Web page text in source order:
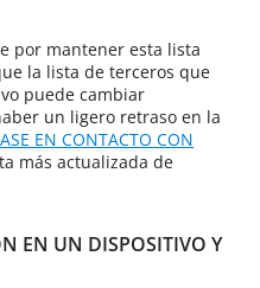
por mantener esta lista
la lista de terceros que
puede cambiar
un ligero retraso en la
EN CONTACTO CON
más actualizada de
EN UN DISPOSITIVO Y